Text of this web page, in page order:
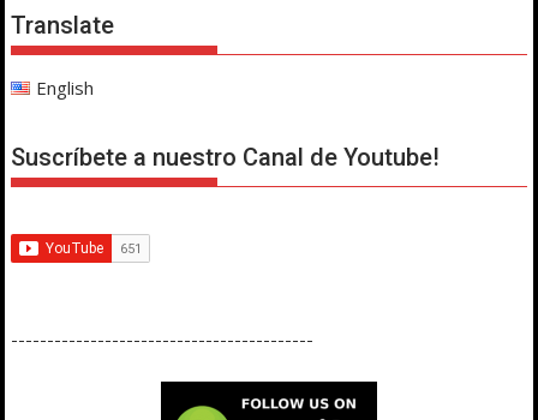
Translate
English
Suscríbete a nuestro Canal de Youtube!
------------------------------------------